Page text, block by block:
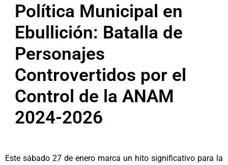
Política Municipal en
Ebullición: Batalla de
Personajes
Controvertidos por el
Control de la ANAM
2024-2026
Este sábado 27 de enero marca un hito significativo para la